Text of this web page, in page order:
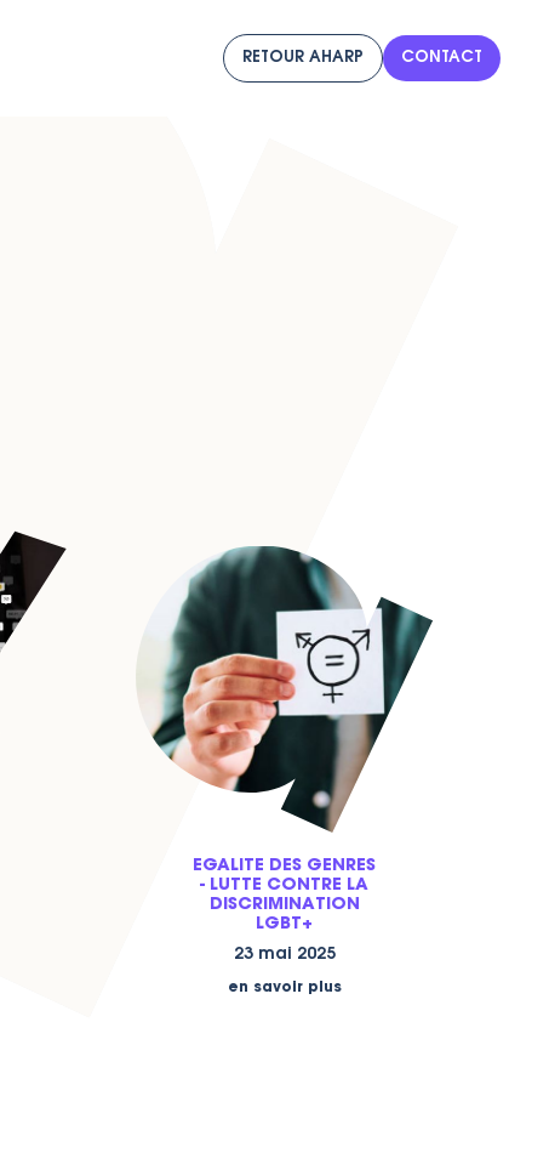
RETOUR AHARP CONTACT
EGALITE DES GENRES
- LUTTE CONTRE LA
DISCRIMINATION
LGBT+
23 mai 2025
en savoir plus